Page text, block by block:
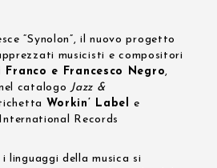
“Synolon”, il nuovo progetto
musicisti e compositori
Franco e Francesco Negro,
catalogo Jazz &
Workin’ Labele
International Records
linguaggi della musica si